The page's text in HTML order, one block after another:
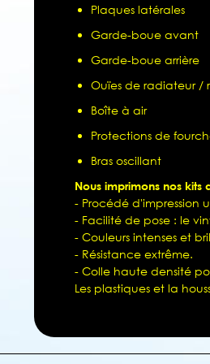
Plaques latérales
Garde-boue avant
Garde-boue arrière
Ouïes de radiateur /
Boîte à air
Protections de
Bras oscillant
Nous imprimons nos
- Procédé d'impression
- Facilité de pose : le
- Couleurs intenses et
- Résistance extrême.
- Colle haute densité
Les plastiques et la